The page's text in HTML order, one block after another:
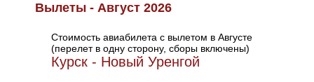
Вылеты - Август 2026
Стоимость авиабилета с вылетом в Августе
(перелет в одну сторону, сборы включены)
Курск - Новый Уренгой